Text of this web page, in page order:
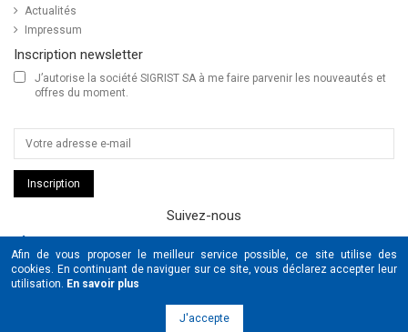
Actualités
Impressum
Inscription newsletter
J’autorise la société SIGRIST SA à me faire parvenir les nouveautés et
offres du moment.
Inscription
Suivez-nous
UNIBALL
POSCA
© Copyright 2026 Sigrist & Schaub SA tous droits réservés by
www.cOOmmunication.com&
Afin de vous proposer le meilleur service possible, ce site utilise des
cookies. En continuant de naviguer sur ce site, vous déclarez accepter leur
utilisation. En savoir plus
J'accepte